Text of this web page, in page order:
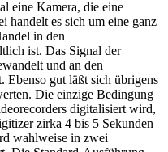
eine Kamera, die eine
handelt es sich um eine ganz
in den
ist. Das Signal der
und an den
Ebenso gut läßt sich übrigens
Die einzige Bedingung
digitalisiert wird,
zirka 4 bis 5 Sekunden
wahlweise in zwei